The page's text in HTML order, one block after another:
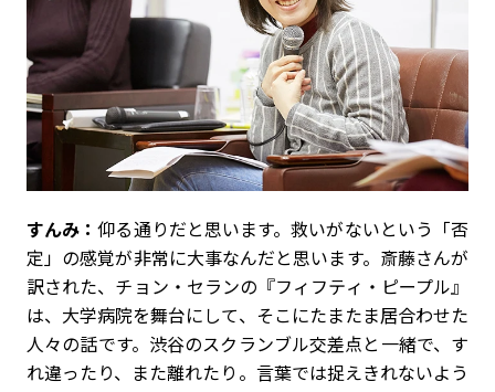
すんみ：仰る通りだと思います。救いがないという「否
定」の感覚が非常に大事なんだと思います。斎藤さんが
訳された、チョン・セランの『フィフティ・ピープル』
は、大学病院を舞台にして、そこにたまたま居合わせた
人々の話です。渋谷のスクランブル交差点と一緒で、す
れ違ったり、また離れたり。言葉では捉えきれないよう